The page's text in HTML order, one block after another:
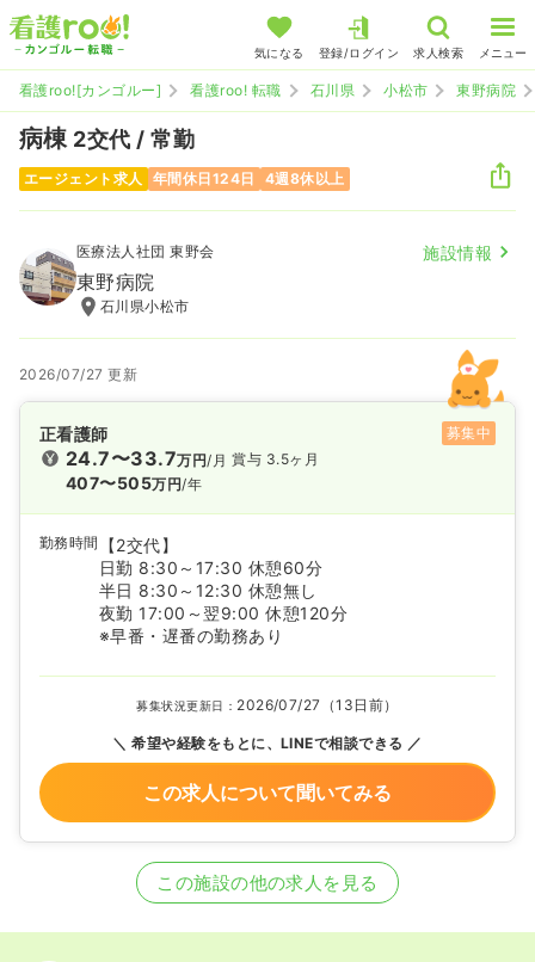
気になる 登録/ログイン 求人検索 メニュー
看護roo![カンゴルー] 看護roo! 転職 石川県 小松市 東野病院
病棟 2交代 / 常勤
エージェント求人 年間休日124日 4週8休以上
医療法人社団 東野会 施設情報
東野病院
石川県小松市
2026/07/27 更新
正看護師 募集中
24.7〜33.7万円/月
407〜505万円/年
賞与 3.5ヶ月
勤務時間
【2交代】
日勤 8:30～17:30 休憩60分
半日 8:30～12:30 休憩無し
夜勤 17:00～翌9:00 休憩120分
※早番・遅番の勤務あり
募集状況更新日： 2026/07/27（13日前）
希望や経験をもとに、LINEで相談できる
この求人について聞いてみる
この施設の他の求人を見る